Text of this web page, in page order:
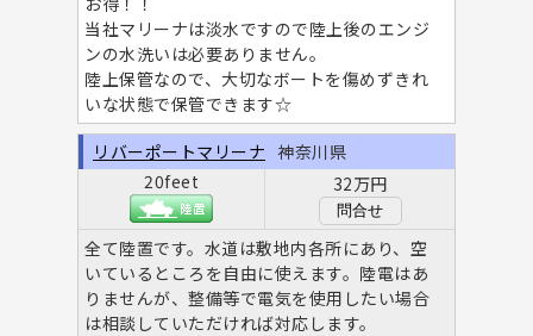
当社マリーナは淡水ですので陸上後のエンジ
ンの水洗いは必要ありません。
陸上保管なので、大切なボートを傷めずきれ
いな状態で保管できます☆
20feet 32万円
問合せ
全て陸置です。水道は敷地内各所にあり、空
いているところを自由に使えます。陸電はあ
りませんが、整備等で電気を使用したい場合
は相談していただければ対応します。
リバーポートマリーナ 神奈川県